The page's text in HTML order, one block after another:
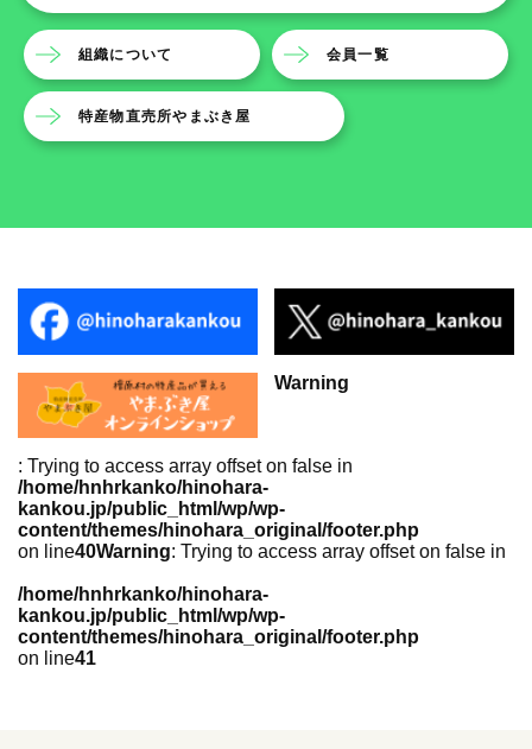
組織について 会員一覧
特産物直売所やまぶき屋
Warning
: Trying to access array offset on false in
/home/hnhrkanko/hinohara-
kankou.jp/public_html/wp/wp-
content/themes/hinohara_original/footer.php
on line40Warning: Trying to access array offset on false in
/home/hnhrkanko/hinohara-
kankou.jp/public_html/wp/wp-
content/themes/hinohara_original/footer.php
on line41